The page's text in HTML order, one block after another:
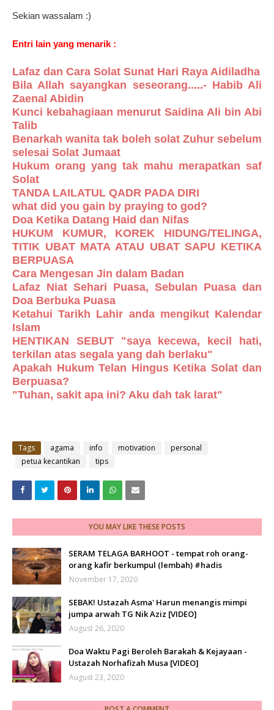
Sekian wassalam :)
Entri lain yang menarik :
Lafaz dan Cara Solat Sunat Hari Raya Aidiladha
Bila Allah sayangkan seseorang.....- Habib Ali
Zaenal Abidin
Kunci kebahagiaan menurut Saidina Ali bin Abi
Talib
Benarkah wanita tak boleh solat Zuhur sebelum
selesai Solat Jumaat
Hukum orang yang tak mahu merapatkan saf
Solat
TANDA LAILATUL QADR PADA DIRI
what did you gain by praying to god?
Doa Ketika Datang Haid dan Nifas
HUKUM KUMUR, KOREK HIDUNG/TELINGA,
TITIK UBAT MATA ATAU UBAT SAPU KETIKA
BERPUASA
Cara Mengesan Jin dalam Badan
Lafaz Niat Sehari Puasa, Sebulan Puasa dan
Doa Berbuka Puasa
Ketahui Tarikh Lahir anda mengikut Kalendar
Islam
HENTIKAN SEBUT "saya kecewa, kecil hati,
terkilan atas segala yang dah berlaku"
Apakah Hukum Telan Hingus Ketika Solat dan
Berpuasa?
"Tuhan, sakit apa ini? Aku dah tak larat"
Tags agama info motivation
personal
petua kecantikan
tips
YOU MAY LIKE THESE POSTS
SERAM TELAGA BARHOOT - tempat roh orang-
orang kafir berkumpul (lembah) #hadis
November 17, 2020
SEBAK! Ustazah Asma' Harun menangis mimpi
jumpa arwah TG Nik Aziz [VIDEO]
August 26, 2020
Doa Waktu Pagi Beroleh Barakah & Kejayaan -
Ustazah Norhafizah Musa [VIDEO]
August 23, 2020